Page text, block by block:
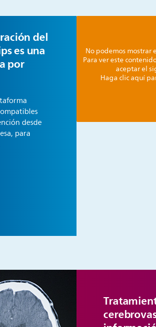
No podemos mostrar
Para ver este
aceptar el
Haga clic aquí
del
es una
por
desde
para